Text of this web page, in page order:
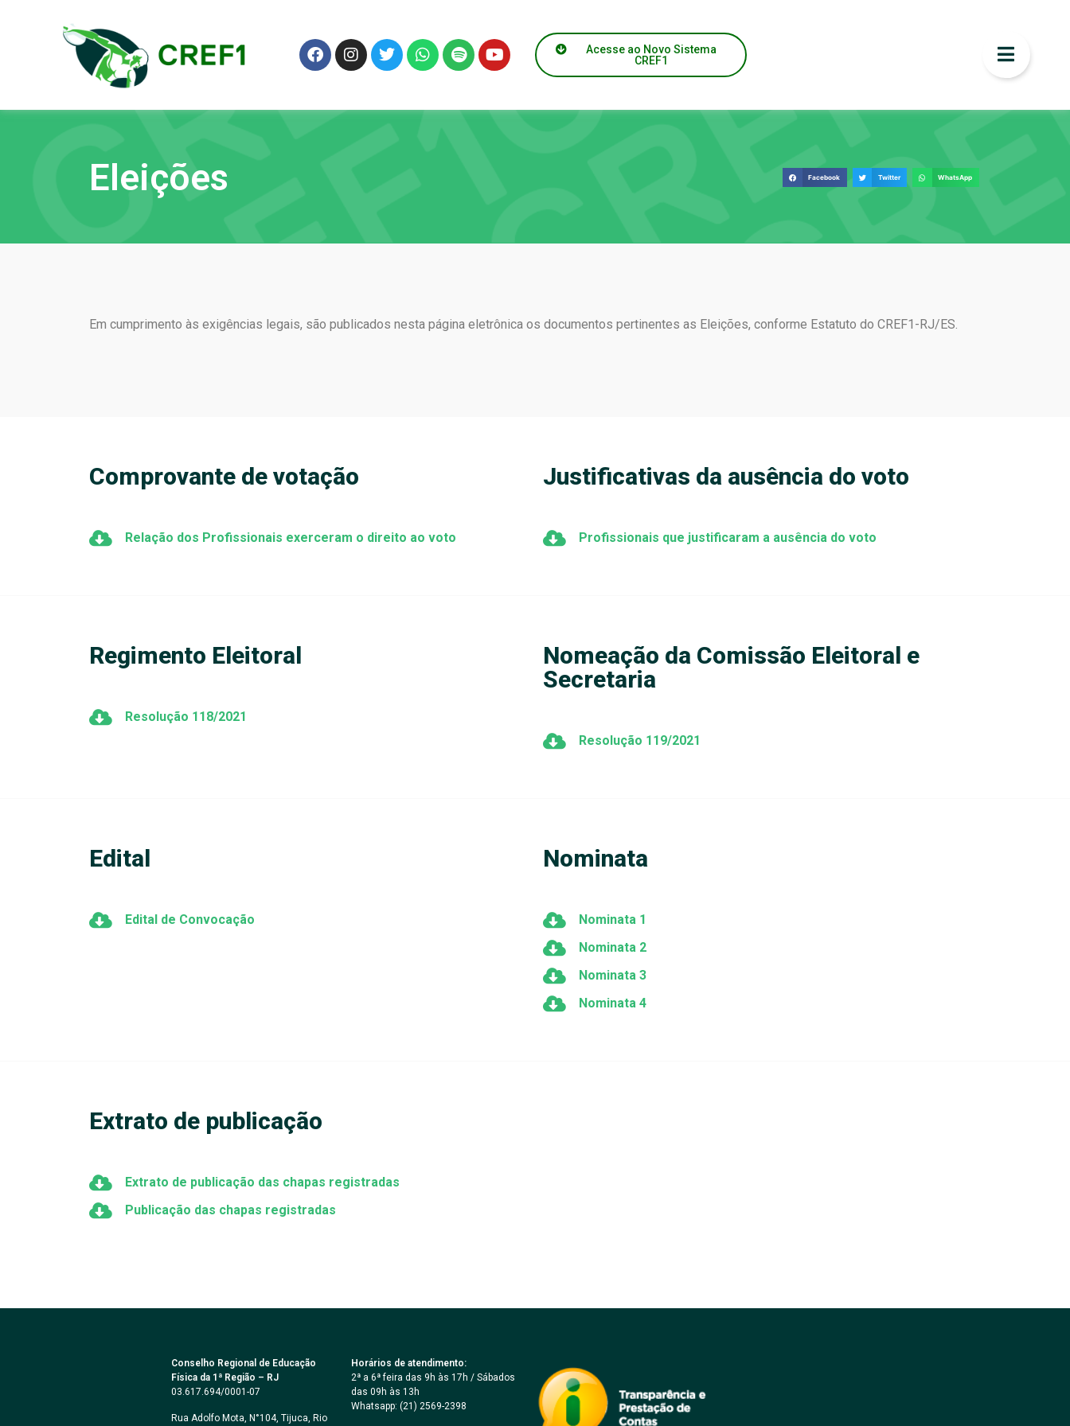
Acesse ao Novo Sistema
CREF1
Eleições Facebook Twitter WhatsApp
Em cumprimento às exigências legais, são publicados nesta página eletrônica os documentos pertinentes as Eleições, conforme Estatuto do CREF1-RJ/ES.
Comprovante de votação
Relação dos Profissionais exerceram o direito ao voto
Justificativas da ausência do voto
Profissionais que justificaram a ausência do voto
Regimento Eleitoral
Resolução 118/2021
Nomeação da Comissão Eleitoral e
Secretaria
Resolução 119/2021
Edital
Edital de Convocação
Nominata
Nominata 1
Nominata 2
Nominata 3
Nominata 4
Extrato de publicação
Extrato de publicação das chapas registradas
Publicação das chapas registradas
Conselho Regional de Educação
Física da 1ª Região – RJ
03.617.694/0001-07
Rua Adolfo Mota, N°104, Tijuca, Rio
Horários de atendimento:
2ª a 6ª feira das 9h às 17h / Sábados
das 09h às 13h
Whatsapp: (21) 2569-2398